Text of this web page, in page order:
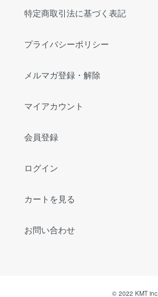
特定商取引法に基づく表記
プライバシーポリシー
メルマガ登録・解除
マイアカウント
会員登録
ログイン
カートを見る
お問い合わせ
© 2022 KMT inc.